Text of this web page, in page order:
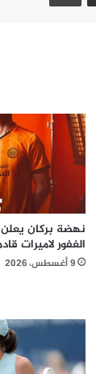
نهضة بركان
الغفور لاميرات
9 أغسطس، 2026